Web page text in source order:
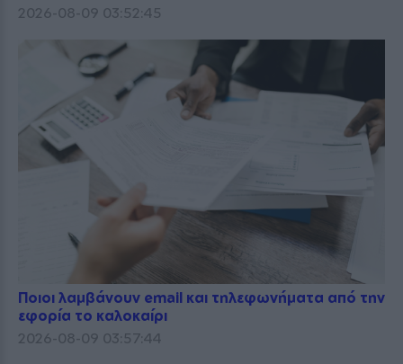
2026-08-09 03:52:45
Ποιοι λαμβάνουν email και τηλεφωνήματα από την
εφορία το καλοκαίρι
2026-08-09 03:57:44